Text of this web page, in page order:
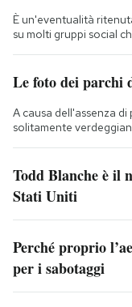
È un'eventualità
su molti gruppi social
Le foto dei parchi
A causa dell'assenza
solitamente
Todd Blanche è il
Stati Uniti
Perché proprio
per i sabotaggi